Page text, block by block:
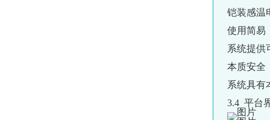
铠装感温
使用简易
系统提供
本质安全
系统具有
3.4 平台